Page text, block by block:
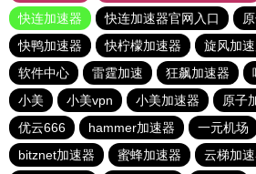
快连加速器
快连加速器官网入口
快鸭加速器
快柠檬加速器 旋风加
软件中心
雷霆加速 狂飙加速器
小美
小美vpn 小美加速器 原子
优云666
hammer加速器 一元机场
bitznet加速器
蜜蜂加速器 云梯加